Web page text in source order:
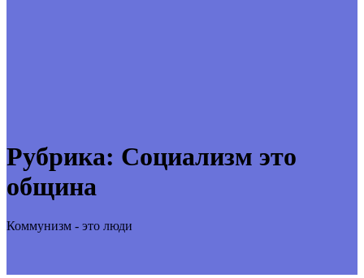
Рубрика: Социализм это
община
Коммунизм - это люди